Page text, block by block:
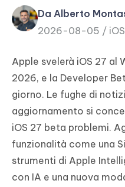
PDNob
PDF
New
iAnyGo
Da Alberto
2026-08-05 /
Apple svelerà iOS 27 al
2026, e la Developer
giorno. Le fughe di
aggiornamento si
iOS 27 beta problemi.
funzionalità come una
strumenti di Apple
con IA e una nuova